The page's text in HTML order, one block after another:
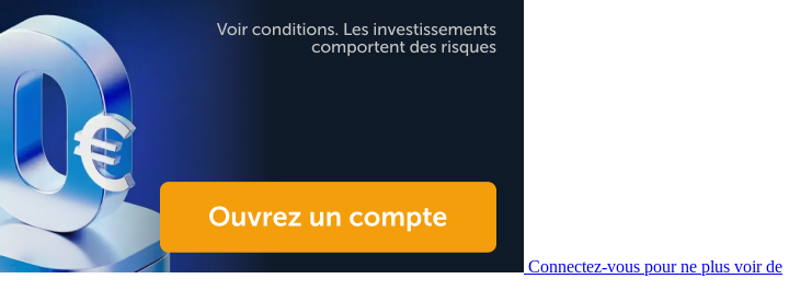
Connectez-vous pour ne plus voir de